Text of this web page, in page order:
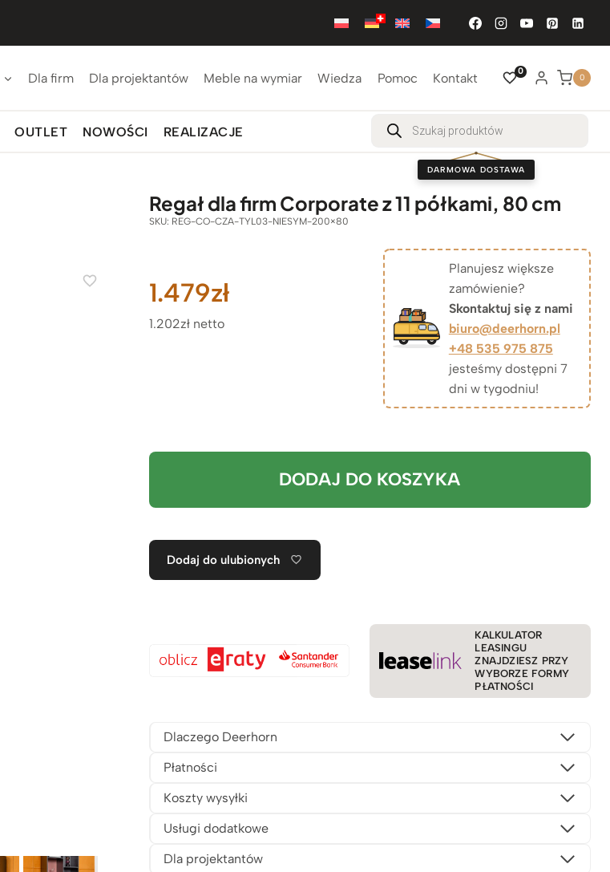
Dla firm Dla projektantów Meble na wymiar Wiedza Pomoc Kontakt 0
0
OUTLET NOWOŚCI REALIZACJE
Wyszukiwarka
produktów
DARMOWA DOSTAWA
Regał dla firm Corporate z 11 półkami, 80 cm
SKU: REG-CO-CZA-TYL03-NIESYM-200×80
1.479zł
1.202zł netto
Planujesz większe
zamówienie?
Skontaktuj się z nami
biuro@deerhorn.pl
+48 535 975 875
jesteśmy dostępni 7
dni w tygodniu!
DODAJ DO KOSZYKA
Dodaj do ulubionych
KALKULATOR
LEASINGU
ZNAJDZIESZ PRZY
WYBORZE FORMY
PŁATNOŚCI
Dlaczego Deerhorn
Płatności
Koszty wysyłki
Usługi dodatkowe
Dla projektantów